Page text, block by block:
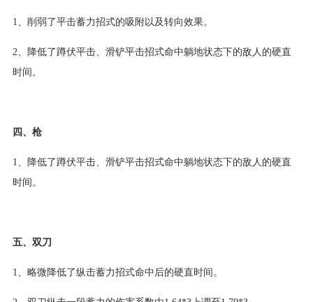
1、削弱了平击蓄力招式的吸附以及转向效果。
2、降低了蹲伏平击、滑铲平击招式命中躺地状态下的敌人的硬直
时间。
四、枪
1、降低了蹲伏平击、滑铲平击招式命中躺地状态下的敌人的硬直
时间。
五、双刀
1、略微降低了纵击蓄力招式命中后的硬直时间。